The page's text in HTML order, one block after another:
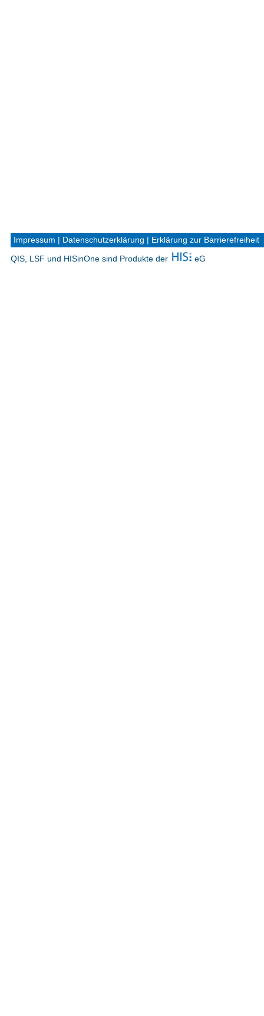
Impressum Datenschutzerklärung Erklärung zur Barrierefreiheit
QIS, LSF und HISinOne sind Produkte der eG